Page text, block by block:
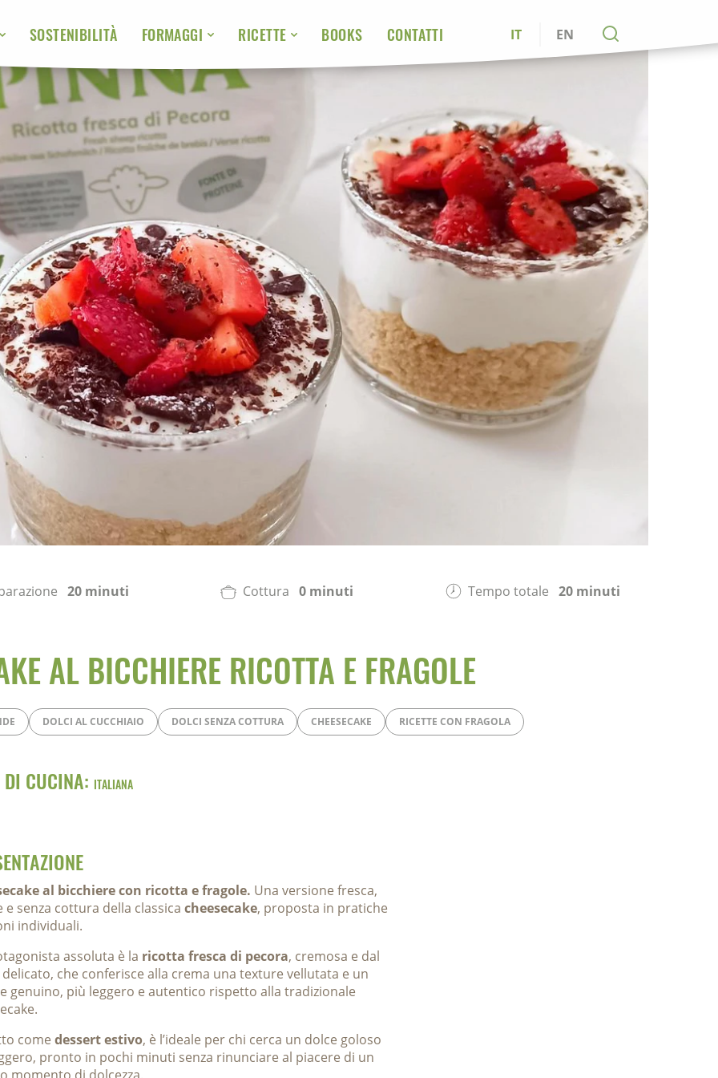
SOSTENIBILITÀ FORMAGGI RICETTE BOOKS CONTATTI IT EN
20 minuti Cottura 0 minuti Tempo totale 20 minuti
AL BICCHIERE RICOTTA E FRAGOLE
DOLCI AL CUCCHIAIO DOLCI SENZA COTTURA CHEESECAKE RICETTE CON FRAGOLA
CUCINA: ITALIANA
al bicchiere con ricotta e fragole. Una versione fresca,
e senza cottura della classicacheesecake, proposta in pratiche
individuali.
assoluta è la ricotta fresca di pecora, cremosa e dal
che conferisce alla crema una texture vellutata e un
genuino, più leggero e autentico rispetto alla tradizionale
comedessert estivo, è l’ideale per chi cerca un dolce goloso
pronto in pochi minuti senza rinunciare al piacere di un